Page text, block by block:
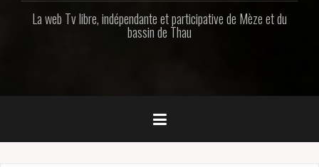
La web Tv libre, indépendante et participative de Mèze et du
bassin de Thau